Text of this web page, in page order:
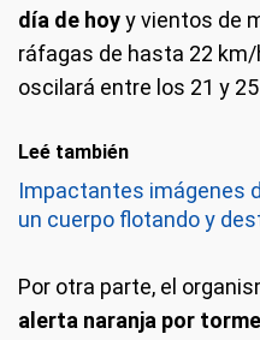
día de hoyy vientos de
ráfagas de hasta 22
oscilará entre los 21 y
Leé también
Impactantes imágenes
un cuerpo flotando y
Por otra parte, el
alerta naranja por